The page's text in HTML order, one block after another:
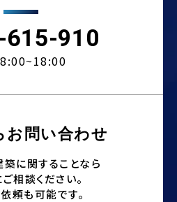
615-910
お問い合わせ
築に関することなら
相談ください。
頼も可能です。